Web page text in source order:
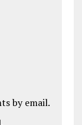
by email.